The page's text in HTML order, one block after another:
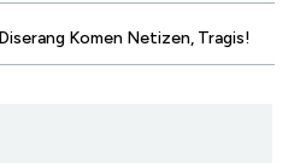
Komen Netizen, Tragis!